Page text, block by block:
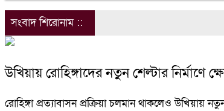
সংবাদ শিরোনাম ::
উখিয়ায় রোহিঙ্গাদের নতুন শেল্টার নির্মাণে
রোহিঙ্গা প্রত্যাবাসন প্রক্রিয়া চলমান থাকলেও উখিয়ায়